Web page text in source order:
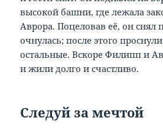
высокой башни, где лежала
Аврора. Поцеловав её, он снял
очнулась; после этого
остальные. Вскоре Филипп и
и жили долго и счастливо.
Следуй за мечтой